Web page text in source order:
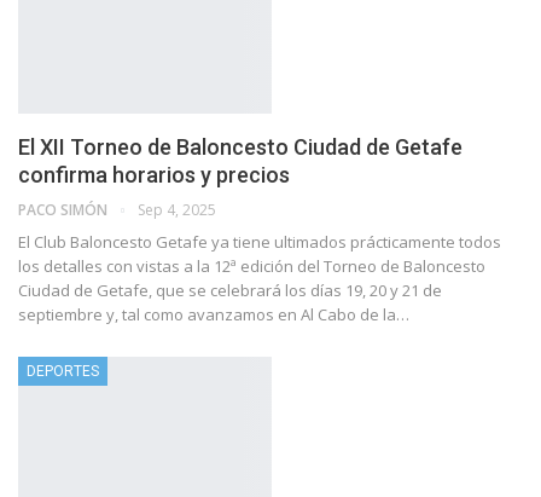
El XII Torneo de Baloncesto Ciudad de Getafe
confirma horarios y precios
PACO SIMÓN Sep 4, 2025
El Club Baloncesto Getafe ya tiene ultimados prácticamente todos
los detalles con vistas a la 12ª edición del Torneo de Baloncesto
Ciudad de Getafe, que se celebrará los días 19, 20 y 21 de
septiembre y, tal como avanzamos en Al Cabo de la…
DEPORTES